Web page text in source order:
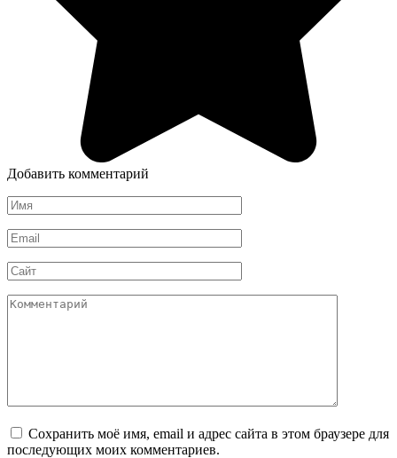
Добавить комментарий
Имя
*
Email
*
Сайт
Комментарий
Сохранить моё имя, email и адрес сайта в этом браузере для
последующих моих комментариев.